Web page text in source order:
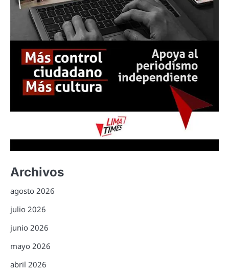
Archivos
agosto 2026
julio 2026
junio 2026
mayo 2026
abril 2026